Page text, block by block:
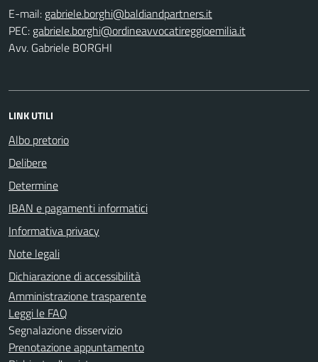
E-mail:
PEC:
Avv. Gabriele BORGHI
LINK UTILI
Albo pretorio
Delibere
Determine
IBAN e pagamenti informatici
Informativa privacy
Note legali
Dichiarazione di accessibilità
Amministrazione trasparente
Leggi le FAQ
Segnalazione disservizio
Prenotazione appuntamento